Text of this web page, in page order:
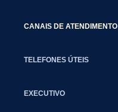
CANAIS DE ATENDIMENTO
TELEFONES ÚTEIS
EXECUTIVO